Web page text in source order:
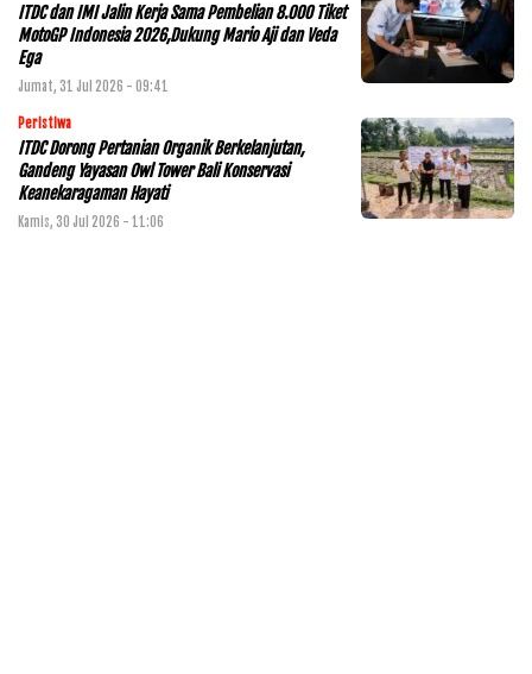
ITDC dan IMI Jalin Kerja Sama Pembelian 8.000 Tiket
MotoGP Indonesia 2026,Dukung Mario Aji dan Veda
Ega
Jumat, 31 Jul 2026 - 09:41
Peristiwa
ITDC Dorong Pertanian Organik Berkelanjutan,
Gandeng Yayasan Owl Tower Bali Konservasi
Keanekaragaman Hayati
Kamis, 30 Jul 2026 - 11:06